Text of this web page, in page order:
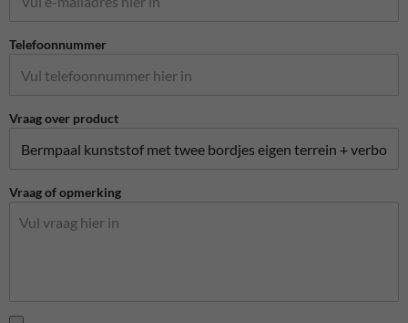
Telefoonnummer
Vraag over product
Vraag of opmerking